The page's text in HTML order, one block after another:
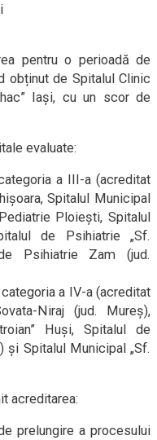
pentru o perioadă de
obținut de Spitalul Clinic
Iași, cu un scor de
evaluate:
a III-a (acreditat
Spitalul Municipal
Ploiești, Spitalul
de Psihiatrie „Sf.
Psihiatrie Zam (jud.
a IV-a (acreditat
Niraj (jud. Mureș),
Huși, Spitalul de
și Spitalul Municipal „Sf.
acreditarea:
prelungire a procesului